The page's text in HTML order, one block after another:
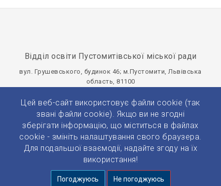
Цей веб-сайт використовує файли cookie (так
звані файли cookie). Якщо ви не згодні
зберігати інформацію, що міститься в файлах
cookie - змініть налаштування свого браузера.
Для подальшої взаємодії, надайте згоду на їх
використання!
Погоджуюсь Не погоджуюсь
Відділ освіти Пустомитівської міської ради
вул. Грушевського, будинок 46; м.Пустомити, Львівська
область‚ 81100
Панель управління
© 2026 Усі права захищено.
Розробка та підтримка:
Prytulko